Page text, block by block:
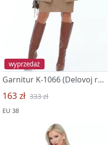
wyprzedaż
Garnitur K-1066 (Delovoj rajon, nyu)
163 zł 333 zł
EU 38